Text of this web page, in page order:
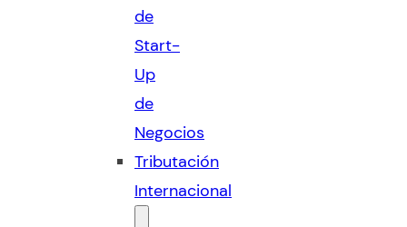
de
Start-
Up
de
Negocios
Tributación
Internacional